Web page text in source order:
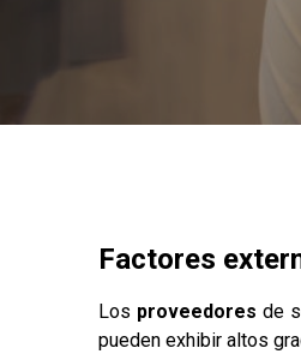
Factores
Los proveedores de
pueden exhibir altos